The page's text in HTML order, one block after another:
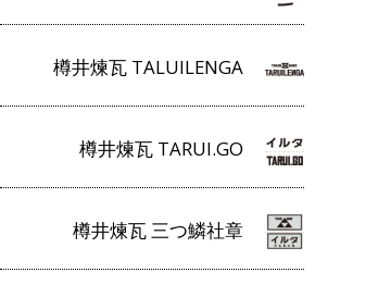
樽井煉瓦 TALUILENGA
樽井煉瓦 TARUI.GO
樽井煉瓦 三つ鱗社章